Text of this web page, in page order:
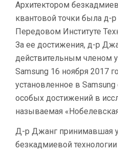
Архитектором
квантовой точки была д-
Передовом Институте
За ее достижения, д-р
действительным членом
Samsung 16 ноября 2017
установленное в Samsung
особых достижений в
называемая
Д-р Джанг принимавшая
безкадмиевой